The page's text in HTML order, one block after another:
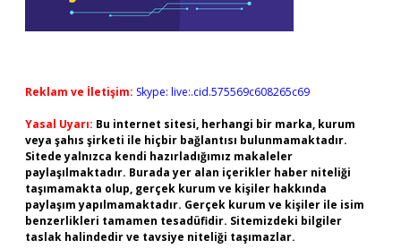
Reklam ve İletişim: Skype: live:.cid.575569c608265c69
Yasal Uyarı: Bu internet sitesi, herhangi bir marka, kurum
veya şahıs şirketi ile hiçbir bağlantısı bulunmamaktadır.
Sitede yalnızca kendi hazırladığımız makaleler
paylaşılmaktadır. Burada yer alan içerikler haber niteliği
taşımamakta olup, gerçek kurum ve kişiler hakkında
paylaşım yapılmamaktadır. Gerçek kurum ve kişiler ile isim
benzerlikleri tamamen tesadüfidir. Sitemizdeki bilgiler
taslak halindedir ve tavsiye niteliği taşımazlar.